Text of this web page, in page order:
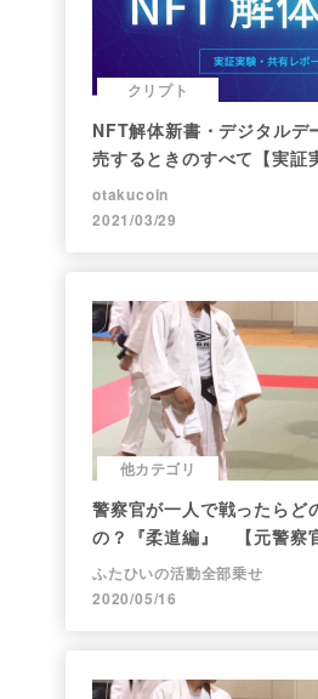
クリプト
NFT解体新書・デジタルデ
売するときのすべて【実証
ト】
otakucoin
2021/03/29
他カテゴリ
警察官が一人で戦ったらど
の？『柔道編』 【元警察
ふたひいの活動全部乗せ
2020/05/16